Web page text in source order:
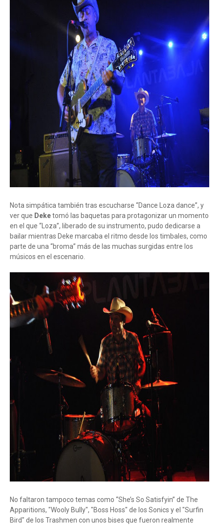
Nota simpática también tras escucharse “Dance Loza dance”, y
ver que Deketomó las baquetas para protagonizar un momento
en el que “Loza”, liberado de su instrumento, pudo dedicarse a
bailar mientras Deke marcaba el ritmo desde los timbales, como
parte de una “broma” más de las muchas surgidas entre los
músicos en el escenario.
No faltaron tampoco temas como “She’s So Satisfyin” de The
Apparitions, "Wooly Bully", "Boss Hoss" de los Sonics y el "Surfin
Bird" de los Trashmen con unos bises que fueron realmente